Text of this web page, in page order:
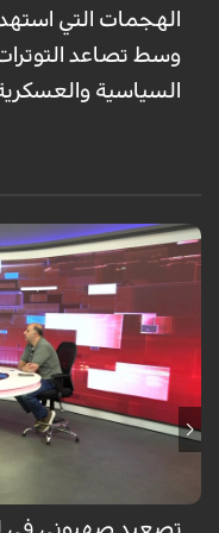
الهجمات التي
وسط تصاعد
السياسية